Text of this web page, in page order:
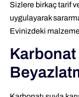
Sizlere birkaç tarif
uygulayarak
Evinizdeki
Karbonat